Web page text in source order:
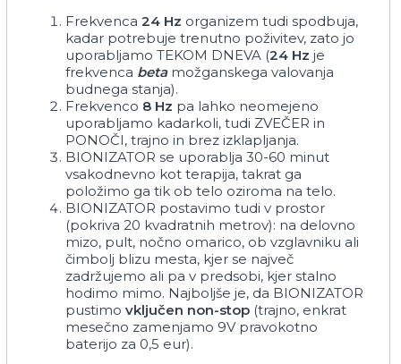
Frekvenca24 Hz organizem tudi spodbuja,
kadar potrebuje trenutno poživitev, zato jo
uporabljamo TEKOM DNEVA (24 Hz je
frekvenca betamožganskega valovanja
budnega stanja).
Frekvenco 8 Hz pa lahko neomejeno
uporabljamo kadarkoli, tudi ZVEČER in
PONOČI, trajno in brez izklapljanja.
BIONIZATOR se uporablja 30-60 minut
vsakodnevno kot terapija, takrat ga
položimo ga tik ob telo oziroma na telo.
BIONIZATOR postavimo tudi v prostor
(pokriva 20 kvadratnih metrov): na delovno
mizo, pult, nočno omarico, ob vzglavniku ali
čimbolj blizu mesta, kjer se največ
zadržujemo ali pa v predsobi, kjer stalno
hodimo mimo. Najboljše je, da BIONIZATOR
pustimovključen non-stop (trajno, enkrat
mesečno zamenjamo 9V pravokotno
baterijo za 0,5 eur).